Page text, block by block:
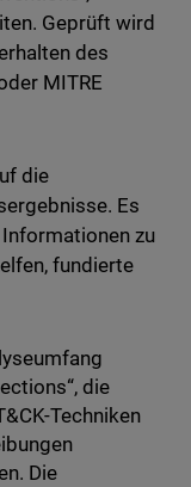
Geprüft wird
des
MITRE
die
Es
zu
fundierte
die
Techniken
Die